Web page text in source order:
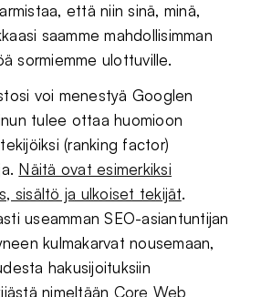
että niin sinä, minä,
saamme mahdollisimman
sormiemme ulottuville.
voi menestyä Googlen
tulee ottaa huomioon
(ranking factor)
Näitä ovat esimerkiksi
sisältö ja ulkoiset tekijät.
useamman SEO-asiantuntijan
kulmakarvat nousemaan,
hakusijoituksiin
nimeltään Core Web